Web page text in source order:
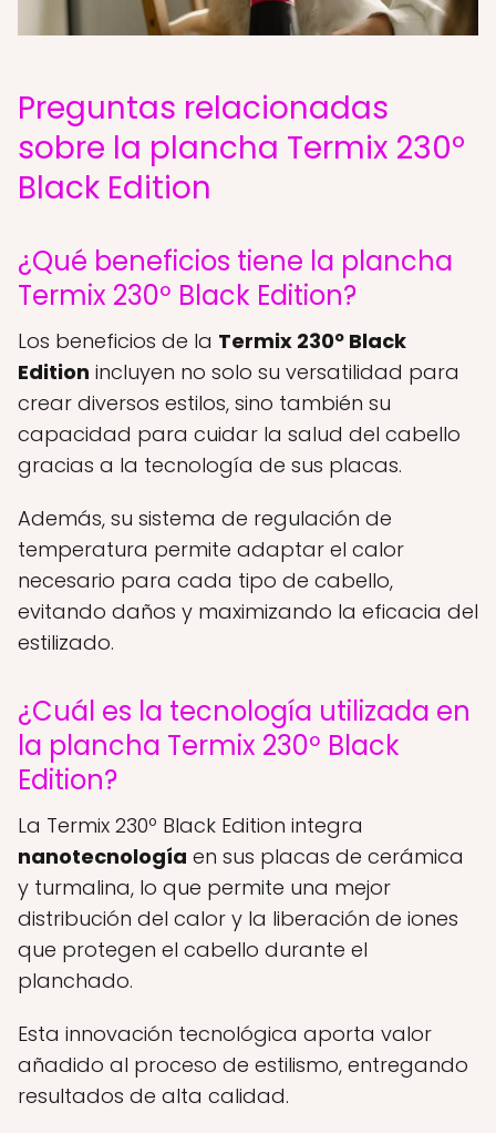
Preguntas relacionadas
sobre la plancha Termix 230º
Black Edition
¿Qué beneficios tiene la plancha
Termix 230º Black Edition?
Los beneficios de la Termix 230º Black
Edition incluyen no solo su versatilidad para
crear diversos estilos, sino también su
capacidad para cuidar la salud del cabello
gracias a la tecnología de sus placas.
Además, su sistema de regulación de
temperatura permite adaptar el calor
necesario para cada tipo de cabello,
evitando daños y maximizando la eficacia del
estilizado.
¿Cuál es la tecnología utilizada en
la plancha Termix 230º Black
Edition?
La Termix 230º Black Edition integra
nanotecnología en sus placas de cerámica
y turmalina, lo que permite una mejor
distribución del calor y la liberación de iones
que protegen el cabello durante el
planchado.
Esta innovación tecnológica aporta valor
añadido al proceso de estilismo, entregando
resultados de alta calidad.